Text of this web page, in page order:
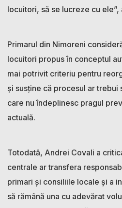
locuitori, să se lucreze cu
Primarul din Nimoreni
locuitori propus în conceptul
mai potrivit criteriu pentru
și susține că procesul ar trebui
care nu îndeplinesc pragul
actuală.
Totodată, Andrei Covali a
centrale ar transfera
primari și consiliile locale și a
să rămână una cu adevărat